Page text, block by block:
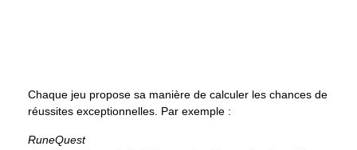
Chaque jeu propose sa manière de calculer les chances de
réussites exceptionnelles. Par exemple :
RuneQuest